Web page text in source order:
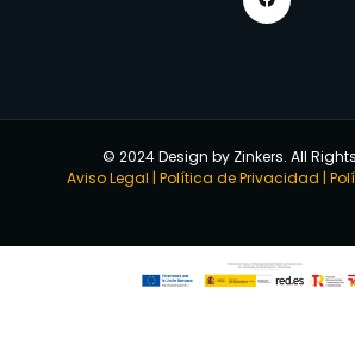
© 2024 Design by Zinkers. All
Aviso Legal | Política de Privacidad |